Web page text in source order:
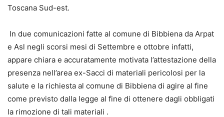
Toscana Sud-est.
In due comunicazioni fatte al comune di Bibbiena da Arpat
e Asl negli scorsi mesi di Settembre e ottobre infatti,
appare chiara e accuratamente motivata l’attestazione della
presenza nell’area ex-Sacci di materiali pericolosi per la
salute e la richiesta al comune di Bibbiena di agire al fine
come previsto dalla legge al fine di ottenere dagli obbligati
la rimozione di tali materiali .